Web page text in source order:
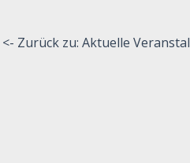
<- Zurück zu: Aktuelle